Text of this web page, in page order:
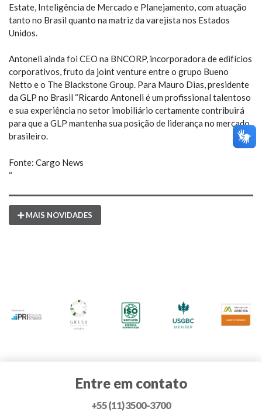
Estate, Inteligência de Mercado e Planejamento, com atuação
tanto no Brasil quanto na matriz da varejista nos Estados
Unidos.
Antoneli ainda foi CEO na BNCORP, incorporadora de edifícios
corporativos, fruto da joint venture entre o grupo Bueno
Netto e o The Blackstone Group. Para Mauro Dias, presidente
da GLP no Brasil “Ricardo Antoneli é um profissional talentoso
e sua experiência no setor imobiliário certamente contribuirá
para que a GLP mantenha sua posição de liderança no mercado
brasileiro.
Fonte: Cargo News
“
MAIS NOVIDADES
Entre em contato
+55 (11) 3500-3700